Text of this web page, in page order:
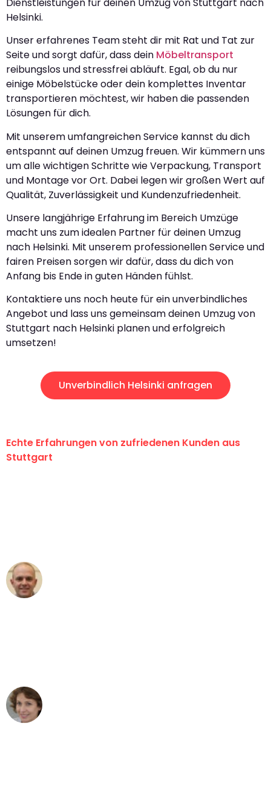
Helsinki.
Unser erfahrenes Team steht dir mit Rat und Tat zur
Seite und sorgt dafür, dass dein Möbeltransport
reibungslos und stressfrei abläuft. Egal, ob du nur
einige Möbelstücke oder dein komplettes Inventar
transportieren möchtest, wir haben die passenden
Lösungen für dich.
Mit unserem umfangreichen Service kannst du dich
entspannt auf deinen Umzug freuen. Wir kümmern uns
um alle wichtigen Schritte wie Verpackung, Transport
und Montage vor Ort. Dabei legen wir großen Wert auf
Qualität, Zuverlässigkeit und Kundenzufriedenheit.
Unsere langjährige Erfahrung im Bereich Umzüge
macht uns zum idealen Partner für deinen Umzug
nach Helsinki. Mit unserem professionellen Service und
fairen Preisen sorgen wir dafür, dass du dich von
Anfang bis Ende in guten Händen fühlst.
Kontaktiere uns noch heute für ein unverbindliches
Angebot und lass uns gemeinsam deinen Umzug von
Stuttgart nach Helsinki planen und erfolgreich
umsetzen!
Unverbindlich Helsinki anfragen
Echte Erfahrungen von zufriedenen Kunden aus
Stuttgart